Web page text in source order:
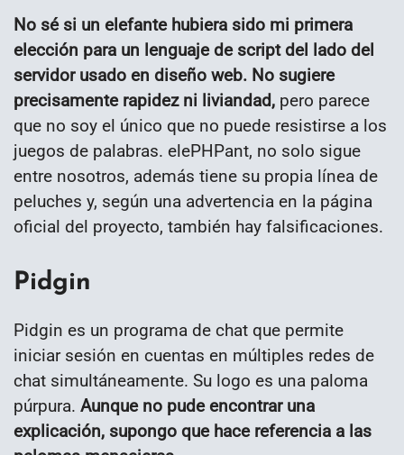
No sé si un elefante hubiera sido mi primera
elección para un lenguaje de script del lado del
servidor usado en diseño web. No sugiere
precisamente rapidez ni liviandad, pero parece
que no soy el único que no puede resistirse a los
juegos de palabras. elePHPant, no solo sigue
entre nosotros, además tiene su propia línea de
peluches y, según una advertencia en la página
oficial del proyecto, también hay falsificaciones.
Pidgin
Pidgin es un programa de chat que permite
iniciar sesión en cuentas en múltiples redes de
chat simultáneamente. Su logo es una paloma
púrpura. Aunque no pude encontrar una
explicación, supongo que hace referencia a las